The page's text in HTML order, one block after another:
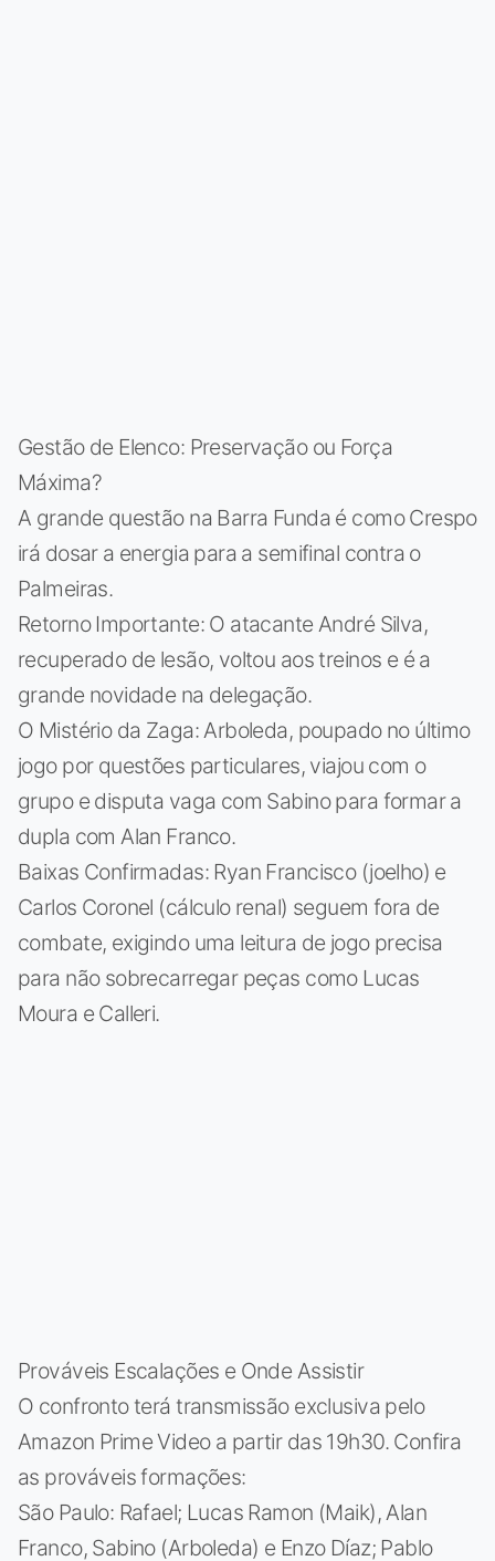
Gestão de Elenco: Preservação ou Força
Máxima?
A grande questão na Barra Funda é como Crespo
irá dosar a energia para a semifinal contra o
Palmeiras.
Retorno Importante: O atacante André Silva,
recuperado de lesão, voltou aos treinos e é a
grande novidade na delegação.
O Mistério da Zaga: Arboleda, poupado no último
jogo por questões particulares, viajou com o
grupo e disputa vaga com Sabino para formar a
dupla com Alan Franco.
Baixas Confirmadas: Ryan Francisco (joelho) e
Carlos Coronel (cálculo renal) seguem fora de
combate, exigindo uma leitura de jogo precisa
para não sobrecarregar peças como Lucas
Moura e Calleri.
Prováveis Escalações e Onde Assistir
O confronto terá transmissão exclusiva pelo
Amazon Prime Video a partir das 19h30. Confira
as prováveis formações:
São Paulo: Rafael; Lucas Ramon (Maik), Alan
Franco, Sabino (Arboleda) e Enzo Díaz; Pablo